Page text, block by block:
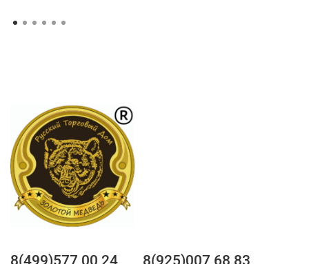
8(499)577 00 24
8(925)007 68 83